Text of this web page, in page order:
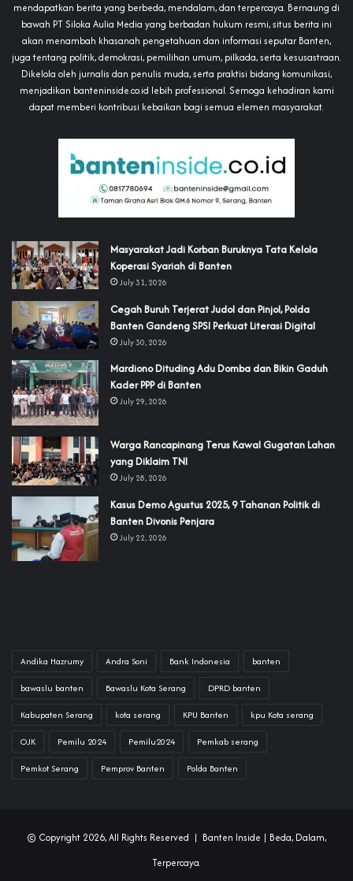
mendapatkan berita yang berbeda, mendalam, dan terpercaya. Bernaung di
bawah PT Siloka Aulia Media yang berbadan hukum resmi, situs berita ini
akan menambah khasanah pengetahuan dan informasi seputar Banten,
juga tentang politik, demokrasi, pemilihan umum, pilkada, serta kesusastraan.
Dikelola oleh jurnalis dan penulis muda, serta praktisi bidang komunikasi,
menjadikan banteninside.co.id lebih professional. Semoga kehadiran kami
dapat memberi kontribusi kebaikan bagi semua elemen masyarakat.
‎Masyarakat Jadi Korban Buruknya Tata Kelola
Koperasi Syariah di Banten
July 31, 2026
Cegah Buruh Terjerat Judol dan Pinjol, Polda
Banten Gandeng SPSI Perkuat Literasi Digital
July 30, 2026
‎Mardiono Dituding Adu Domba dan Bikin Gaduh
Kader PPP di Banten
July 29, 2026
‎Warga Rancapinang Terus Kawal Gugatan Lahan
yang Diklaim TNI‎‎
July 28, 2026
‎Kasus Demo Agustus 2025, 9 Tahanan Politik di
Banten Divonis Penjara
July 22, 2026
Andika Hazrumy Andra Soni Bank Indonesia banten
bawaslu banten Bawaslu Kota Serang DPRD banten
Kabupaten Serang kota serang KPU Banten kpu Kota serang
OJK Pemilu 2024 Pemilu2024 Pemkab serang
Pemkot Serang Pemprov Banten Polda Banten
© Copyright 2026, All Rights Reserved | Banten Inside | Beda, Dalam,
Terpercaya.